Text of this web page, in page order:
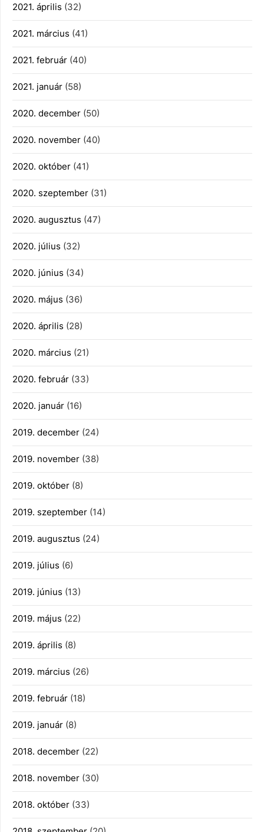
2021. április (32)
2021. március (41)
2021. február (40)
2021. január (58)
2020. december (50)
2020. november (40)
2020. október (41)
2020. szeptember (31)
2020. augusztus (47)
2020. július (32)
2020. június (34)
2020. május (36)
2020. április (28)
2020. március (21)
2020. február (33)
2020. január (16)
2019. december (24)
2019. november (38)
2019. október (8)
2019. szeptember (14)
2019. augusztus (24)
2019. július (6)
2019. június (13)
2019. május (22)
2019. április (8)
2019. március (26)
2019. február (18)
2019. január (8)
2018. december (22)
2018. november (30)
2018. október (33)